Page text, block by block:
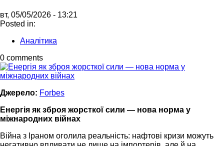
вт, 05/05/2026 - 13:21
Posted in:
Аналітика
0 comments
Джерело: Forbes
Енергія як зброя жорсткої сили — нова норма у
міжнародних війнах
Війна з Іраном оголила реальність: нафтові кризи можуть